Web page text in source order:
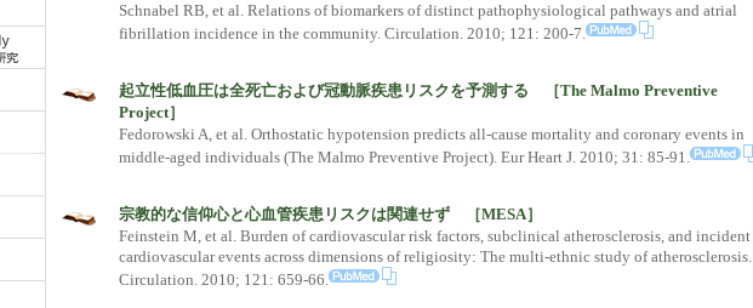
Schnabel RB, et al. Relations of biomarkers of distinct pathophysiological pathways and atrial
fibrillation incidence in the community. Circulation. 2010; 121: 200-7.
起立性低血圧は全死亡および冠動脈疾患リスクを予測する ［The Malmo Preventive
Project］
Fedorowski A, et al. Orthostatic hypotension predicts all-cause mortality and coronary events in
middle-aged individuals (The Malmo Preventive Project). Eur Heart J. 2010; 31: 85-91.
宗教的な信仰心と心血管疾患リスクは関連せず ［MESA］
Feinstein M, et al. Burden of cardiovascular risk factors, subclinical atherosclerosis, and incident
cardiovascular events across dimensions of religiosity: The multi-ethnic study of atherosclerosis.
Circulation. 2010; 121: 659-66.